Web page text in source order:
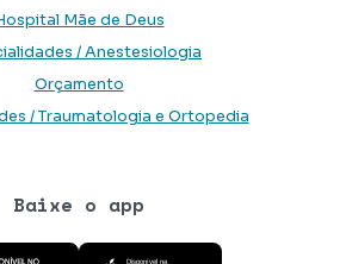
Mãe de Deus
/ Anestesiologia
Orçamento
/ Traumatologia e Ortopedia
Baixe o app
na Google Play Store
Baixe o aplicativo na App Store